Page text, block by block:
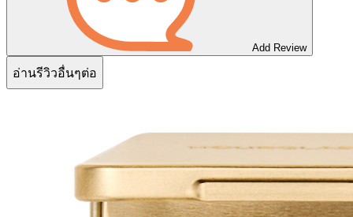
Add Review
อ่านรีวิวอื่นๆต่อ